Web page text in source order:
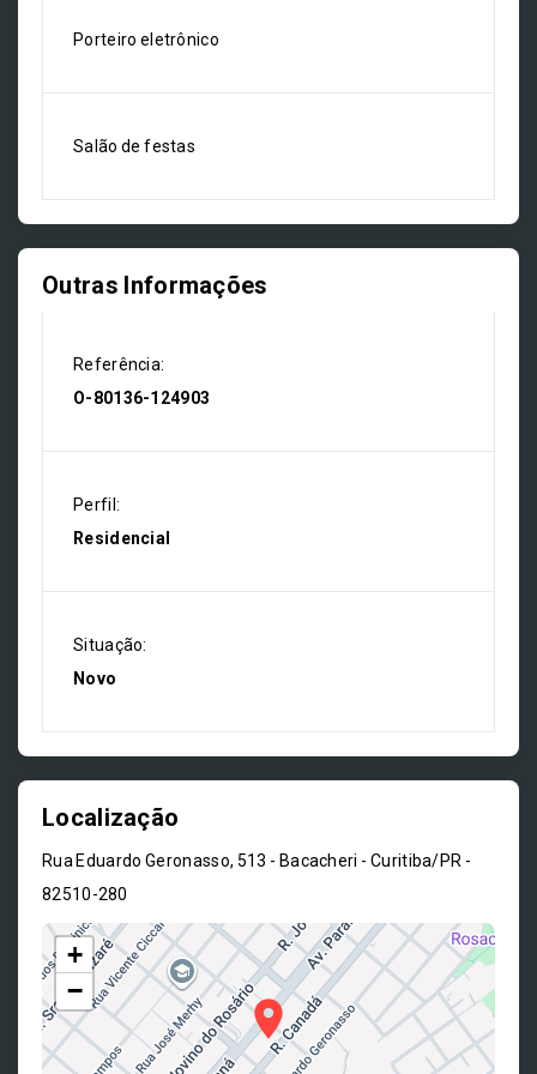
Porteiro eletrônico
Salão de festas
Outras Informações
Referência:
O-80136-124903
Perfil:
Residencial
Situação:
Novo
Localização
Rua Eduardo Geronasso, 513 - Bacacheri - Curitiba/PR -
82510-280
+
−